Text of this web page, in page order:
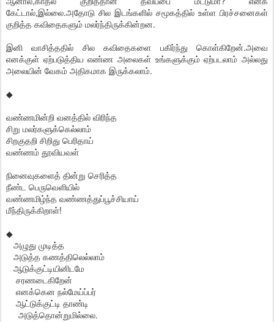
கேட்டால்,இல்லை.அதோடு சில இடங்களில் சமூகத்தில் உள்ள பிரச்சனைகள்
குறித்த கவிதைகளும் மலர்ந்திருக்கின்றன.
இனி வாசித்ததில் சில கவிதைகளை பகிர்ந்து கொள்கிறேன்.அவை
எனக்குள் ஏற்படுத்திய எண்ண அலைகள் உங்களுக்கும் ஏற்படலாம் அல்லது
அலையின் வேகம் அதிகமாக இருக்கலாம்.
◆
வண்ணமின்றி வனத்தில் விரிந்த
சிறு மலர்களுக்கெல்லாம்
சிறகுதறி சிறிது பெரிதாய்
வண்ணம் தூவியவள்
நினைவுகளைத் தின்று செரித்த
நீண்ட பெருவெளியில்
வண்ணமிழ்ந்த வண்ணத்துப்பூச்சியாய்
மீந்திருக்கிறாள்!
◆
அழுது முடித்த
அடுத்த கணத்திலெல்லாம்
ஆடுக்குட்டியினிடமே
சரணடைகிறேன்
எனக்கென நல்மேய்ப்பர்
ஆட்டுக்குட்டி தாண்டி
அடுத்தொன்றுமில்லை.